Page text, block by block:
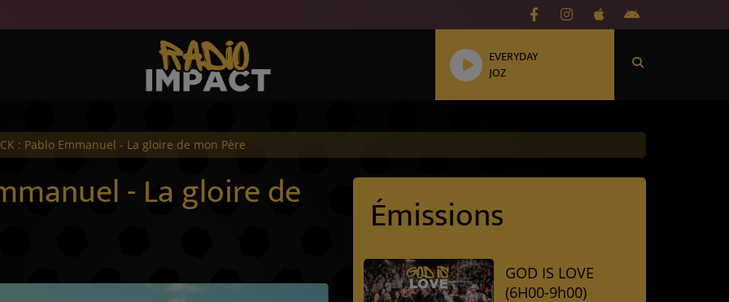
EVERYDAY
JOZ
: Pablo Emmanuel - La gloire de mon Père
- La gloire de Émissions
GOD IS LOVE
(6H00-9h00)